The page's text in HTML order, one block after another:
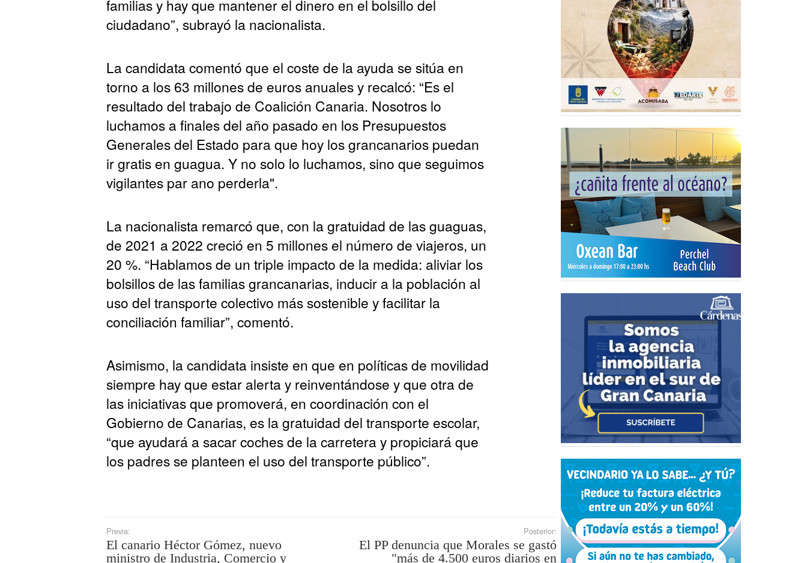
familias y hay que mantener el dinero en el bolsillo del
ciudadano”, subrayó la nacionalista.
La candidata comentó que el coste de la ayuda se sitúa en
torno a los 63 millones de euros anuales y recalcó: “Es el
resultado del trabajo de Coalición Canaria. Nosotros lo
luchamos a finales del año pasado en los Presupuestos
Generales del Estado para que hoy los grancanarios puedan
ir gratis en guagua. Y no solo lo luchamos, sino que seguimos
vigilantes par ano perderla".
La nacionalista remarcó que, con la gratuidad de las guaguas,
de 2021 a 2022 creció en 5 millones el número de viajeros, un
20 %. “Hablamos de un triple impacto de la medida: aliviar los
bolsillos de las familias grancanarias, inducir a la población al
uso del transporte colectivo más sostenible y facilitar la
conciliación familiar”, comentó.
Asimismo, la candidata insiste en que en políticas de movilidad
siempre hay que estar alerta y reinventándose y que otra de
las iniciativas que promoverá, en coordinación con el
Gobierno de Canarias, es la gratuidad del transporte escolar,
“que ayudará a sacar coches de la carretera y propiciará que
los padres se planteen el uso del transporte público”.
Previa:
El canario Héctor Gómez, nuevo
ministro de Industria, Comercio y
Posterior:
El PP denuncia que Morales se gastó
"más de 4.500 euros diarios en